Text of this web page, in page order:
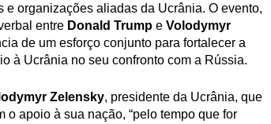
organizações aliadas da Ucrânia. O evento,
entre Donald Trump e Volodymyr
de um esforço conjunto para fortalecer a
à Ucrânia no seu confronto com a Rússia.
Zelensky, presidente da Ucrânia, que
apoio à sua nação, “pelo tempo que for